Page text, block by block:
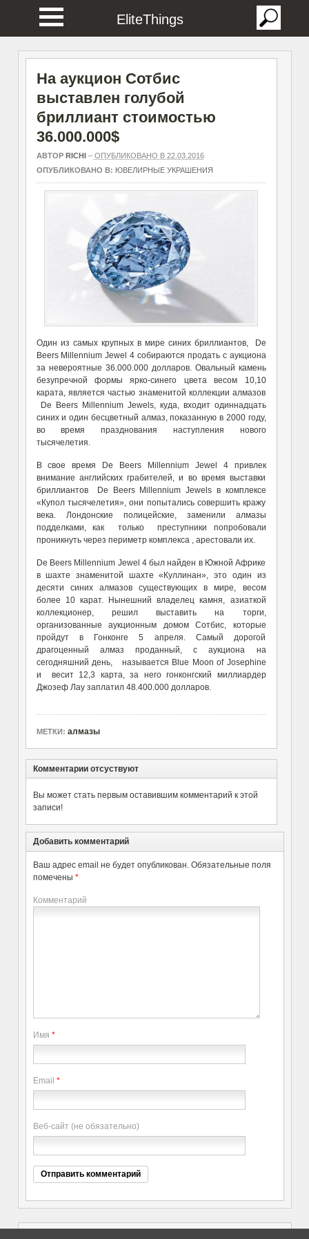
EliteThings
На аукцион Сотбис
выставлен голубой
бриллиант стоимостью
36.000.000$
АВТОР RICHI– ОПУБЛИКОВАНО В 22.03.2016
ОПУБЛИКОВАНО В: ЮВЕЛИРНЫЕ УКРАШЕНИЯ
Один из самых крупных в мире синих бриллиантов, De
Beers Millennium Jewel 4 собираются продать с аукциона
за невероятные 36.000.000 долларов. Овальный камень
безупречной формы ярко-синего цвета весом 10,10
карата, является частью знаменитой коллекции алмазов
De Beers Millennium Jewels, куда, входит одиннадцать
синих и один бесцветный алмаз, показанную в 2000 году,
во время празднования наступления нового
тысячелетия.
В свое время De Beers Millennium Jewel 4 привлек
внимание английских грабителей, и во время выставки
бриллиантов De Beers Millennium Jewels в комплексе
«Купол тысячелетия», они попытались совершить кражу
века. Лондонские полицейские, заменили алмазы
подделками, как только преступники попробовали
проникнуть через периметр комплекса , арестовали их.
De Beers Millennium Jewel 4 был найден в Южной Африке
в шахте знаменитой шахте «Куллинан», это один из
десяти синих алмазов существующих в мире, весом
более 10 карат. Нынешний владелец камня, азиаткой
коллекционер, решил выставить на торги,
организованные аукционным домом Сотбис, которые
пройдут в Гонконге 5 апреля. Самый дорогой
драгоценный алмаз проданный, с аукциона на
сегодняшний день, называется Blue Moon of Josephine
и весит 12,3 карта, за него гонконгский миллиардер
Джозеф Лау заплатил 48.400.000 долларов.
МЕТКИ: алмазы
Комментарии отсуствуют
Вы может стать первым оставившим комментарий к этой
записи!
Добавить комментарий
Ваш адрес email не будет опубликован. Обязательные поля
помечены *
Комментарий
Имя *
Email *
Веб-сайт (не обязательно)